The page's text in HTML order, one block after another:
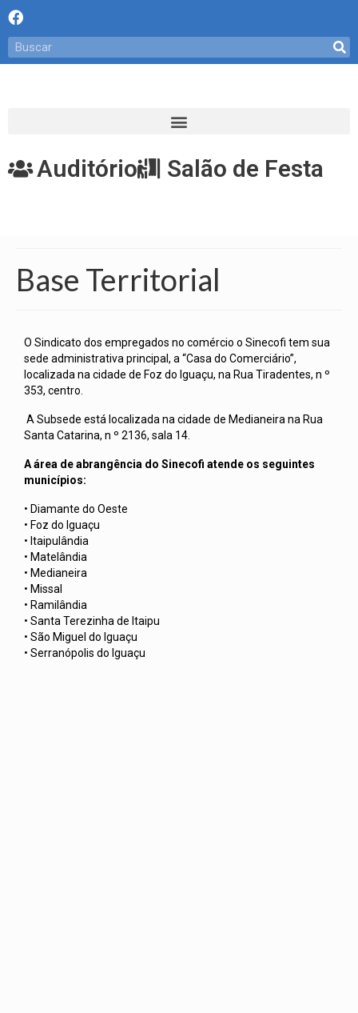
Auditório Salão de Festa
Base Territorial
O Sindicato dos empregados no comércio o Sinecofi tem sua
sede administrativa principal, a “Casa do Comerciário”,
localizada na cidade de Foz do Iguaçu, na Rua Tiradentes, n º
353, centro.
A Subsede está localizada na cidade de Medianeira na Rua
Santa Catarina, n º 2136, sala 14.
A área de abrangência do Sinecofi atende os seguintes
municípios:
• Diamante do Oeste
• Foz do Iguaçu
• Itaipulândia
• Matelândia
• Medianeira
• Missal
• Ramilândia
• Santa Terezinha de Itaipu
• São Miguel do Iguaçu
• Serranópolis do Iguaçu